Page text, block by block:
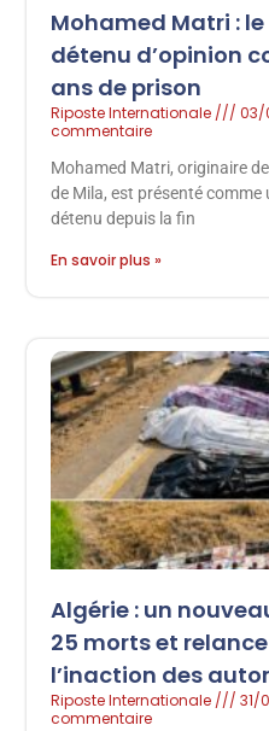
Mohamed Matri :
détenu d’opinion
ans de prison
Riposte Internationale 03/
commentaire
Mohamed Matri, originaire
de Mila, est présenté comme
détenu depuis la fin
En savoir plus »
Algérie : un
25 morts et
l’inaction des
Riposte Internationale 31/
commentaire